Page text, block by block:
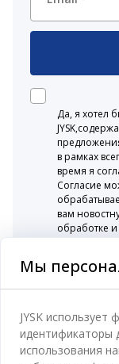
Да, я хотел
в рамках
время я
Согласие
вам
обработке
Категории
Спальня
Мы
JYSK
идентификаторы
использования